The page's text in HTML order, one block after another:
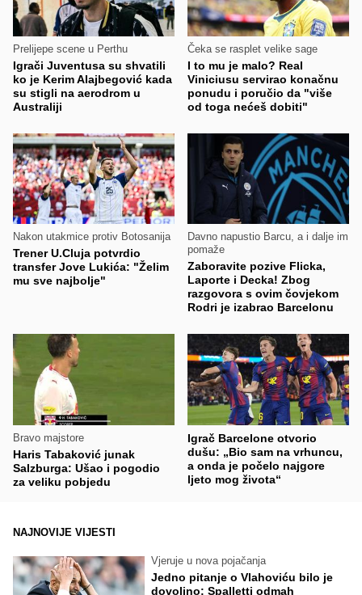
Prelijepe scene u Perthu
Igrači Juventusa su shvatili
ko je Kerim Alajbegović kada
su stigli na aerodrom u
Australiji
Čeka se rasplet velike sage
I to mu je malo? Real
Viniciusu servirao konačnu
ponudu i poručio da "više
od toga nećeš dobiti"
Nakon utakmice protiv Botosanija
Trener U.Cluja potvrdio
transfer Jove Lukića: "Želim
mu sve najbolje"
Davno napustio Barcu, a i dalje im
pomaže
Zaboravite pozive Flicka,
Laporte i Decka! Zbog
razgovora s ovim čovjekom
Rodri je izabrao Barcelonu
Bravo majstore
Haris Tabaković junak
Salzburga: Ušao i pogodio
za veliku pobjedu
Igrač Barcelone otvorio
dušu: „Bio sam na vrhuncu,
a onda je počelo najgore
ljeto mog života“
NAJNOVIJE VIJESTI
Vjeruje u nova pojačanja
Jedno pitanje o Vlahoviću bilo je
dovoljno: Spalletti odmah